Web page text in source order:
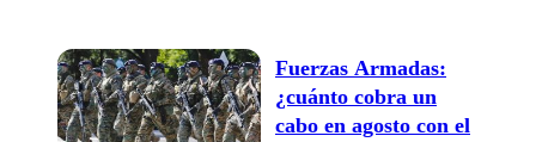
Fuerzas Armadas:
¿cuánto cobra un
cabo en agosto con el